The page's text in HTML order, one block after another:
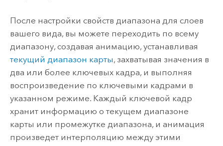
После настройки свойств диапазона для слоев
вашего вида, вы можете переходить по всему
диапазону, создавая анимацию, устанавливая
текущий диапазон карты, захватывая значения в
два или более ключевых кадра, и выполняя
воспроизведение по ключевыми кадрами в
указанном режиме. Каждый ключевой кадр
хранит информацию о текущем диапазоне
карты или промежутке диапазона, и анимация
произведет интерполяцию между этими